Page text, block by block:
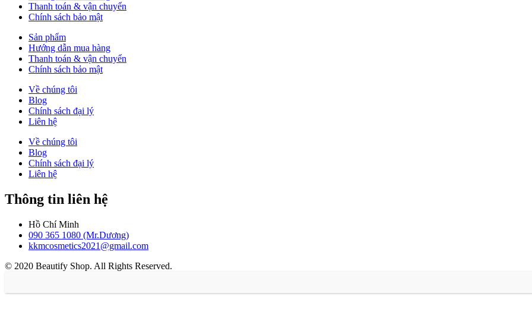
Thanh toán & vận chuyển
Chính sách bảo mật
Sản phẩm
Hướng dẫn mua hàng
Thanh toán & vận chuyển
Chính sách bảo mật
Về chúng tôi
Blog
Chính sách đại lý
Liên hệ
Về chúng tôi
Blog
Chính sách đại lý
Liên hệ
Thông tin liên hệ
Hồ Chí Minh
090 365 1080 (Mr.Dương)
kkmcosmetics2021@gmail.com
© 2020 Beautify Shop. All Rights Reserved.